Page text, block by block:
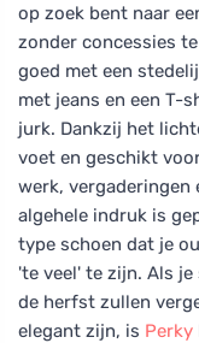
op zoek bent naar
zonder concessies
goed met een
met jeans en een T-
jurk. Dankzij het
voet en geschikt
werk, vergaderingen
algehele indruk is
type schoen dat je
'te veel' te zijn. Als
de herfst zullen
elegant zijn, is Perky